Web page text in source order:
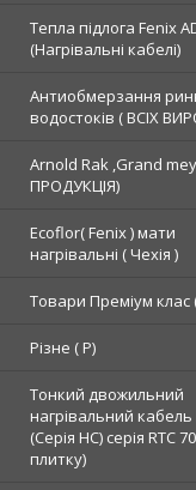
Тепла підлога Fenix
(Нагрівальні кабелі)
Антиобмерзання
водостоків ( ВСІХ
Arnold Rak ,Grand
ПРОДУКЦІЯ)
Ecoflor( Fenix ) мати
нагрівальні ( Чехія )
Товари Преміум клас
Різне ( Р)
Тонкий двожильний
нагрівальний кабель
(Серія НС) серія RTC
плитку)